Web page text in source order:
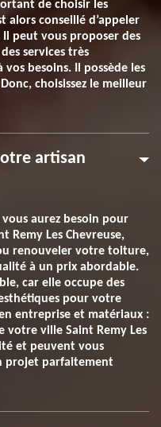
de choisir les
alors conseillé d’appeler
peut vous proposer des
services très
besoins. Il possède les
choisissez le meilleur
artisan
aurez besoin pour
Remy Les Chevreuse,
renouveler votre toiture,
à un prix abordable.
car elle occupe des
pour votre
entreprise et matériaux :
votre ville Saint Remy Les
et peuvent vous
projet parfaitement